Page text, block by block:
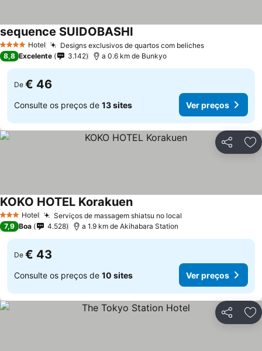
4 EstrelasHotel Designs exclusivos de quartos com beliches
sequence SUIDOBASHI
8,8 Excelente 3.142 a 0.6 km de Bunkyo
De € 46
Consulte os preços de 13 sites Ver preços
Partilhar
3 EstrelasHotel Serviços de massagem shiatsu no local
KOKO HOTEL Korakuen
7,9 Boa 4.528 a 1.9 km de Akihabara Station
De € 43
Consulte os preços de 10 sites Ver preços
Partilhar